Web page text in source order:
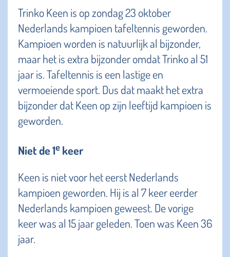
Trinko Keen is op zondag 23 oktober
Nederlands kampioen tafeltennis geworden.
Kampioen worden is natuurlijk al bijzonder,
maar het is extra bijzonder omdat Trinko al 51
jaar is. Tafeltennis is een lastige en
vermoeiende sport. Dus dat maakt het extra
bijzonder dat Keen op zijn leeftijd kampioen is
geworden.
Niet de 1e keer
Keen is niet voor het eerst Nederlands
kampioen geworden. Hij is al 7 keer eerder
Nederlands kampioen geweest. De vorige
keer was al 15 jaar geleden. Toen was Keen 36
jaar.